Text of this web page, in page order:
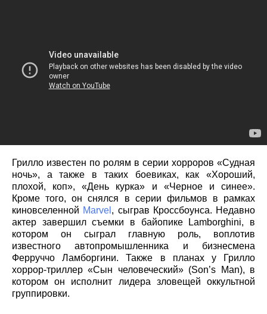
Грилло известен по ролям в серии хорроров «Судная
ночь», а также в таких боевиках, как «Хороший,
плохой, коп», «День курка» и «Черное и синее».
Кроме того, он снялся в серии фильмов в рамках
киновселенной Marvel , сыграв Кроссбоунса. Недавно
актер завершил съемки в байопике Lamborghini, в
котором он сыграл главную роль, воплотив
известного автопромышленника и бизнесмена
Ферруччо Ламборгини. Также в планах у Грилло
хоррор-триллер «Сын человеческий» (Son’s Man), в
котором он исполнит лидера зловещей оккультной
группировки.